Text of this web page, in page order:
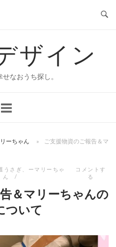
ザイン
なおうち探し。
ーちゃん »
ご支援物資のご報告＆マ
うさぎ
ーマリーちゃ
ん
コメントす
る
＆マリーちゃんの
ついて